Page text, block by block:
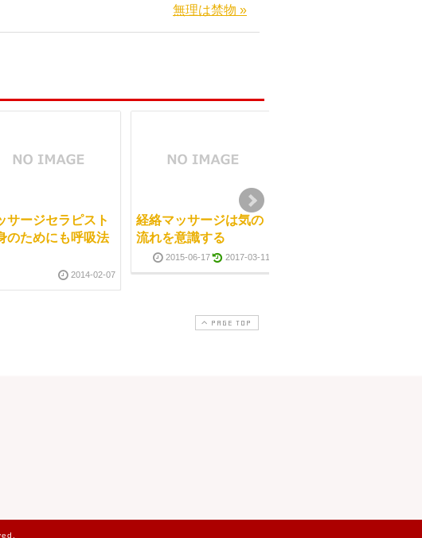
無理は禁物 »
サージセラピスト
のためにも呼吸法
2014-02-07
経絡マッサージは気の
流れを意識する
2015-06-17 2017-03-11
PAGE TOP